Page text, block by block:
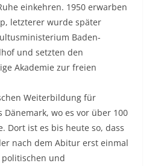
einkehren. 1950 erwarben
letzterer wurde später
Baden-
und setzten den
Akademie zur freien
Weiterbildung für
Dänemark, wo es vor über 100
Dort ist es bis heute so, dass
nach dem Abitur erst einmal
und